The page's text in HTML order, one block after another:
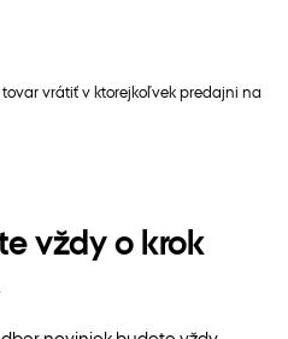
vrátiť v ktorejkoľvek predajni na
vždy o krok